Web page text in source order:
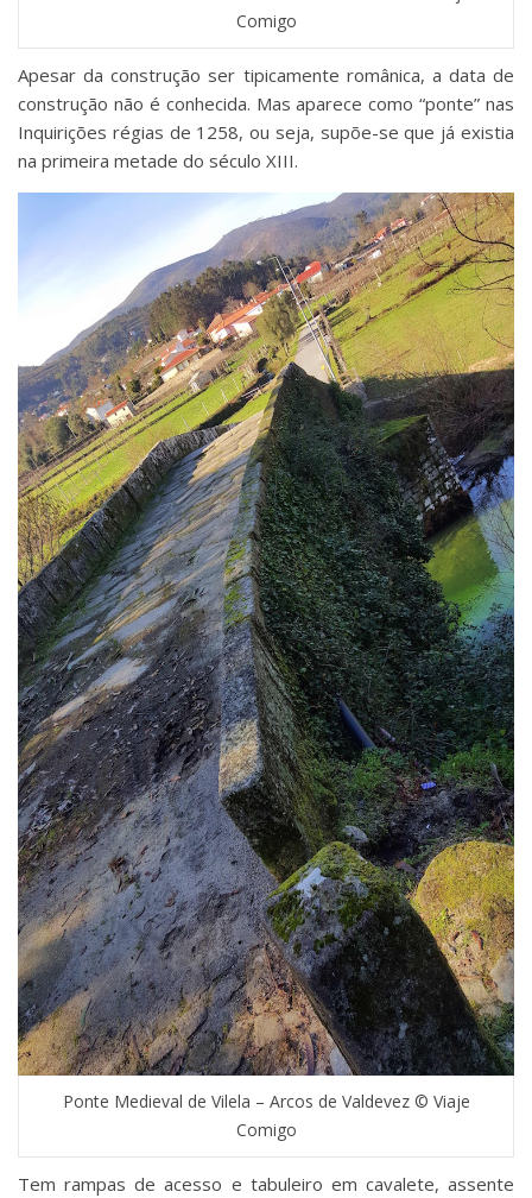
Comigo
Apesar da construção ser tipicamente românica, a data de
construção não é conhecida. Mas aparece como “ponte” nas
Inquirições régias de 1258, ou seja, supõe-se que já existia
na primeira metade do século XIII.
Ponte Medieval de Vilela – Arcos de Valdevez © Viaje
Comigo
Tem rampas de acesso e tabuleiro em cavalete, assente